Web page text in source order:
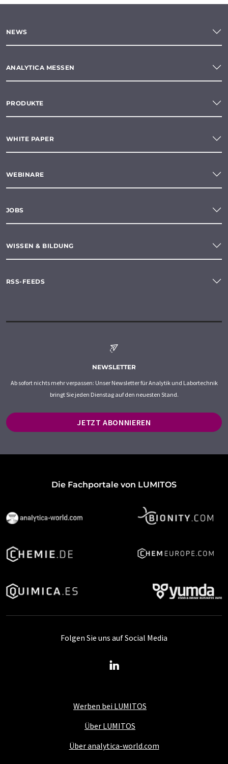
NEWS
ANALYTICA MESSEN
PRODUKTE
WHITE PAPER
WEBINARE
JOBS
WISSEN & BILDUNG
RSS-FEEDS
NEWSLETTER
Ab sofort nichts mehr verpassen: Unser Newsletter für Analytik und Labortechnik
bringt Sie jeden Dienstag auf den neuesten Stand.
JETZT ABONNIEREN
Die Fachportale von LUMITOS
Werben bei LUMITOS
Über LUMITOS
Über analytica-world.com
Folgen Sie uns auf Social Media